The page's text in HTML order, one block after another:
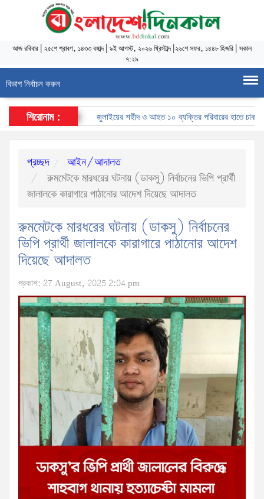
আজরবিবার ২৫শে শ্রাবণ, ১৪৩৩ বঙ্গাব্দ| ৯ই আগস্ট, ২০২৬ খ্রিস্টাব্দ| ২৬শে সফর, ১৪৪৮ হিজরি সকাল
৭:২৯
বিভাগ নির্বাচন করুন
শিরোনাম : জুলাইয়ের শহীদ ও আহত ১০ ব্যক্তির পরিবারের হাতে চাকরির
প্রচ্ছদ
আইন/আদালত
রুমমেটকে মারধরের ঘটনায় (ডাকসু) নির্বাচনের ভিপি প্রার্থী
জালালকে কারাগারে পাঠানোর আদেশ দিয়েছে আদালত
রুমমেটকে মারধরের ঘটনায় (ডাকসু) নির্বাচনের
ভিপি প্রার্থী জালালকে কারাগারে পাঠানোর আদেশ
দিয়েছে আদালত
প্রকাশ: 27 August, 2025 2:04 pm